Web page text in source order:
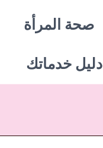
صحة المرأة
دليل خدماتك